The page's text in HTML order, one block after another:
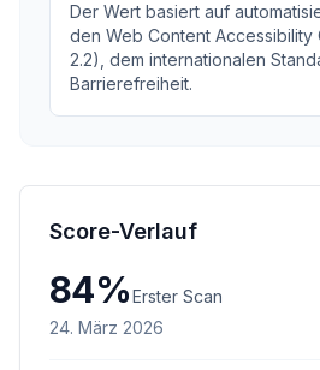
Der Wert basiert auf
den Web Content Accessibility
2.2), dem internationalen
Barrierefreiheit.
Score-Verlauf
84%Erster Scan
24. März 2026